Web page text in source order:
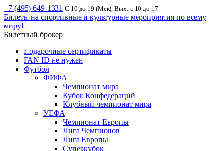
+7 (495) 649-1331 С 10 до 19 (Мск), Вых: с 10 до 17
Билеты на спортивные и культурные мероприятия по всему
миру!
Билетный брокер
Подарочные сертификаты
FAN ID не нужен
Футбол
ФИФА
Чемпионат мира
Кубок Конфедераций
Клубный чемпионат мира
УЕФА
Чемпионат Европы
Лига Чемпионов
Лига Европы
Суперкубок